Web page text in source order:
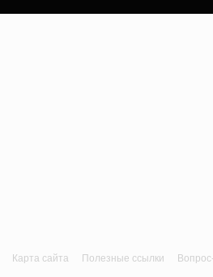
Карта сайта Полезные ссылки